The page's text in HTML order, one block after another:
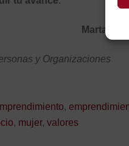
Marta
y Organizaciones
,
, mujer, valores